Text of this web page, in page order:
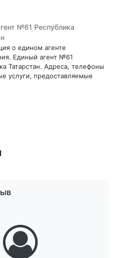
№61 Республика
о едином агенте
Единый агент №61
Татарстан. Адреса, телефоны
услуги, предоставляемые